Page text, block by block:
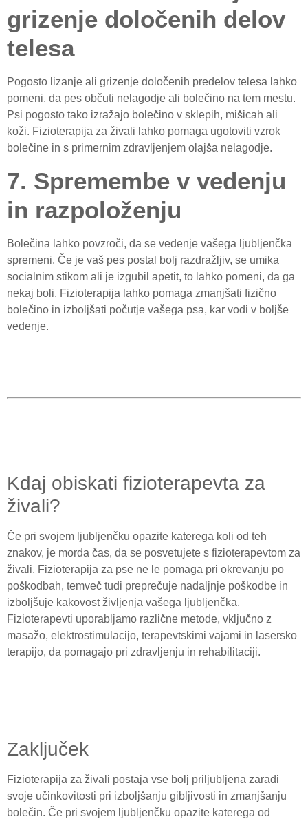
grizenje določenih delov
telesa
Pogosto lizanje ali grizenje določenih predelov telesa lahko
pomeni, da pes občuti nelagodje ali bolečino na tem mestu.
Psi pogosto tako izražajo bolečino v sklepih, mišicah ali
koži. Fizioterapija za živali lahko pomaga ugotoviti vzrok
bolečine in s primernim zdravljenjem olajša nelagodje.
7. Spremembe v vedenju
in razpoloženju
Bolečina lahko povzroči, da se vedenje vašega ljubljenčka
spremeni. Če je vaš pes postal bolj razdražljiv, se umika
socialnim stikom ali je izgubil apetit, to lahko pomeni, da ga
nekaj boli. Fizioterapija lahko pomaga zmanjšati fizično
bolečino in izboljšati počutje vašega psa, kar vodi v boljše
vedenje.
Kdaj obiskati fizioterapevta za
živali?
Če pri svojem ljubljenčku opazite katerega koli od teh
znakov, je morda čas, da se posvetujete s fizioterapevtom za
živali. Fizioterapija za pse ne le pomaga pri okrevanju po
poškodbah, temveč tudi preprečuje nadaljnje poškodbe in
izboljšuje kakovost življenja vašega ljubljenčka.
Fizioterapevti uporabljamo različne metode, vključno z
masažo, elektrostimulacijo, terapevtskimi vajami in lasersko
terapijo, da pomagajo pri zdravljenju in rehabilitaciji.
Zaključek
Fizioterapija za živali postaja vse bolj priljubljena zaradi
svoje učinkovitosti pri izboljšanju gibljivosti in zmanjšanju
bolečin. Če pri svojem ljubljenčku opazite katerega od